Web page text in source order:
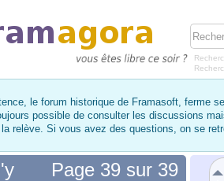
le forum historique de Framasoft, ferme
possible de consulter les discussions
la relève. Si vous avez des questions, on se
Page 39 sur 39